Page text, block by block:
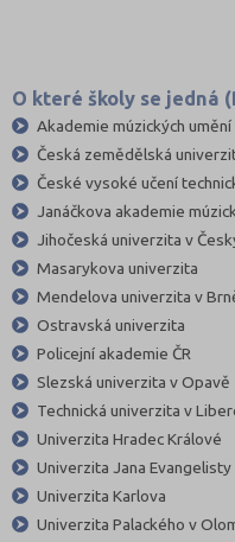
O které školy se jedná
Akademie múzických umění
Česká zemědělská
České vysoké učení
Janáčkova akademie
Jihočeská univerzita v
Masarykova univerzita
Mendelova univerzita v
Ostravská univerzita
Policejní akademie ČR
Slezská univerzita v Opavě
Technická univerzita v
Univerzita Hradec Králové
Univerzita Jana
Univerzita Karlova
Univerzita Palackého v